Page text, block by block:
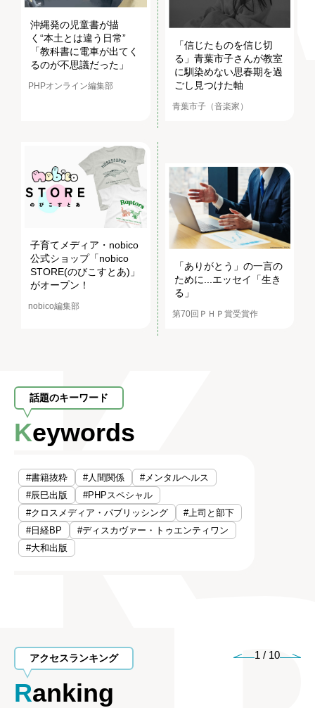
沖縄発の児童書が描
く“本土とは違う日常”
「教科書に電車が出てく
るのが不思議だった」
PHPオンライン編集部
「信じたものを信じ切
る」青葉市子さんが教室
に馴染めない思春期を過
ごし見つけた軸
青葉市子（音楽家）
子育てメディア・nobico
公式ショップ「nobico
STORE(のびこすとあ)」
がオープン！
nobico編集部
「ありがとう」の一言の
ために...エッセイ「生き
る」
第70回ＰＨＰ賞受賞作
話題のキーワード
Keywords
#書籍抜粋 #人間関係
#メンタルヘルス
#辰巳出版
#PHPスペシャル
#クロスメディア・パブリッシング
#上司と部下
#日経BP
#ディスカヴァー・トゥエンティワン
#大和出版
アクセスランキング
Ranking
1 / 10